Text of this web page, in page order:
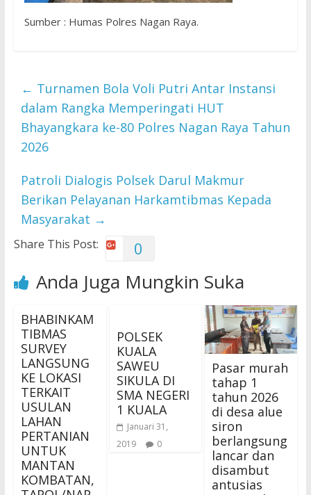
Sumber : Humas Polres Nagan Raya.
← Turnamen Bola Voli Putri Antar Instansi
dalam Rangka Memperingati HUT
Bhayangkara ke-80 Polres Nagan Raya Tahun
2026
Patroli Dialogis Polsek Darul Makmur
Berikan Pelayanan Harkamtibmas Kepada
Masyarakat →
Share This Post: 0
Anda Juga Mungkin Suka
BHABINKAM
TIBMAS
SURVEY
LANGSUNG
KE LOKASI
TERKAIT
USULAN
LAHAN
PERTANIAN
UNTUK
MANTAN
KOMBATAN,
POLSEK
KUALA
SAWEU
SIKULA DI
SMA NEGERI
1 KUALA
Januari 31,
2019
0
Pasar murah
tahap 1
tahun 2026
di desa alue
siron
berlangsung
lancar dan
disambut
antusias